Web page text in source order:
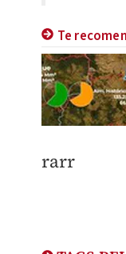
Te
rarr